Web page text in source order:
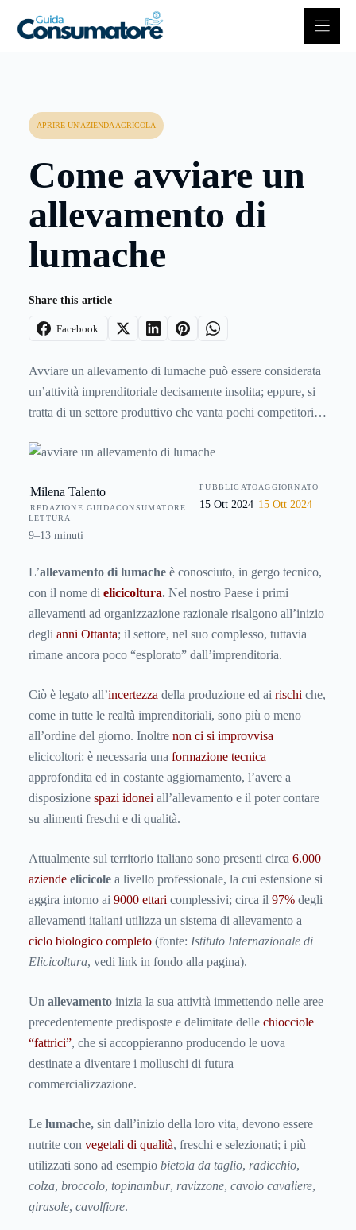
APRIRE UN'AZIENDA AGRICOLA
Come avviare un
allevamento di
lumache
Share this article
Facebook
Avviare un allevamento di lumache può essere considerata
un’attività imprenditoriale decisamente insolita; eppure, si
tratta di un settore produttivo che vanta pochi competitori
italiano di lumache di importazione. Ecco una guida con i
commerciali più sfruttate, gli impianti da allestire e gli
investimenti necessari per trasformare la propria passione in
una vera e propria attività economica.
Milena Talento
REDAZIONE GUIDACONSUMATORE
PUBBLICATO
15 Ott 2024
AGGIORNATO
15 Ott 2024
LETTURA
9–13 minuti
L’allevamento di lumache è conosciuto, in gergo tecnico,
con il nome di elicicoltura. Nel nostro Paese i primi
allevamenti ad organizzazione razionale risalgono all’inizio
degli anni Ottanta; il settore, nel suo complesso, tuttavia
rimane ancora poco “esplorato” dall’imprenditoria.
Ciò è legato all’incertezza della produzione ed ai rischi che,
come in tutte le realtà imprenditoriali, sono più o meno
all’ordine del giorno. Inoltre non ci si improvvisa
elicicoltori: è necessaria una formazione tecnica
approfondita ed in costante aggiornamento, l’avere a
disposizione spazi idonei all’allevamento e il poter contare
su alimenti freschi e di qualità.
Attualmente sul territorio italiano sono presenti circa 6.000
aziende elicicole a livello professionale, la cui estensione si
aggira intorno ai 9000 ettari complessivi; circa il 97% degli
allevamenti italiani utilizza un sistema di allevamento a
ciclo biologico completo (fonte: Istituto Internazionale di
Elicicoltura, vedi link in fondo alla pagina).
Un allevamento inizia la sua attività immettendo nelle aree
precedentemente predisposte e delimitate delle chiocciole
“fattrici”, che si accoppieranno producendo le uova
destinate a diventare i molluschi di futura
commercializzazione.
Le lumache, sin dall’inizio della loro vita, devono essere
nutrite con vegetali di qualità, freschi e selezionati; i più
utilizzati sono ad esempio bietola da taglio, radicchio,
colza, broccolo, topinambur, ravizzone, cavolo cavaliere,
girasole, cavolfiore.